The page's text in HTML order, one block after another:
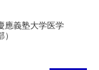
應義塾大学医学